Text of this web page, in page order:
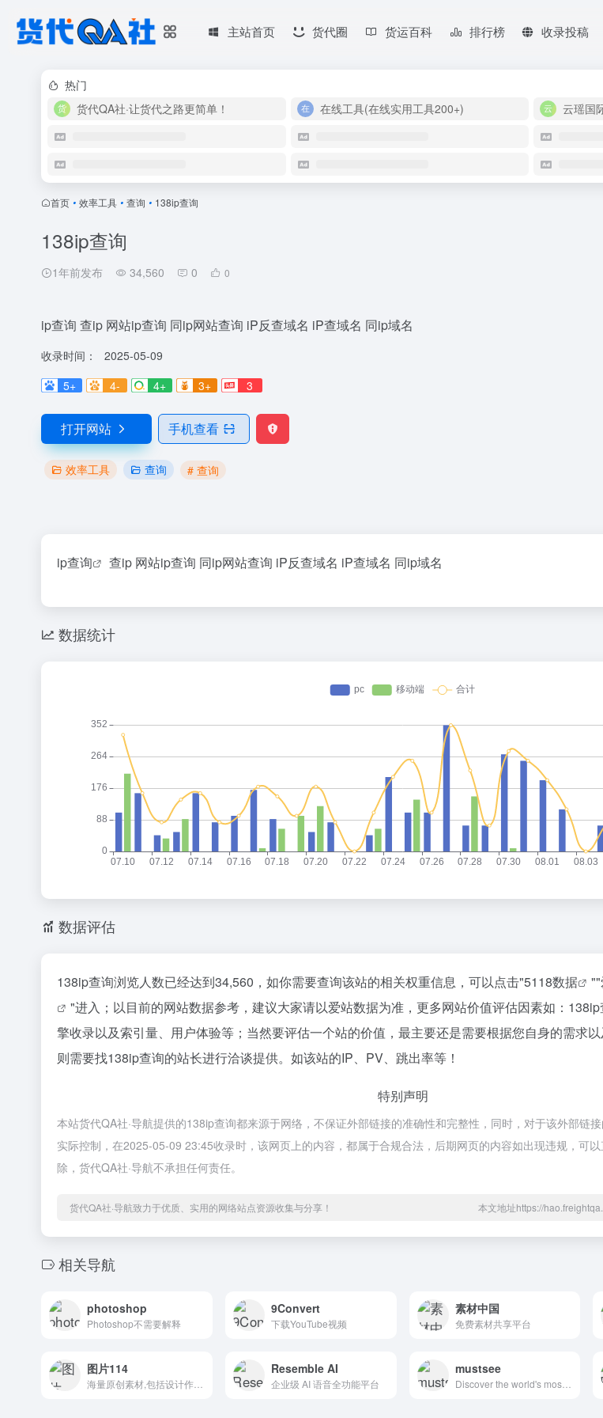
主站首页 货代圈 货运百科 排行榜 收录投稿
热门
货代QA社·让货代之路更简单！
在线工具(在线实用工具200+) 云瑶国
首页 • 效率工具 • 查询 • 138ip查询
138ip查询
1年前发布 34,560 0 0
ip查询 查ip 网站ip查询 同ip网站查询 iP反查域名 iP查域名 同ip域名
收录时间：
2025-05-09
5+
4- 4+ 3+ 3
打开网站 手机查看
效率工具 查询 # 查询
ip查询 查ip 网站ip查询 同ip网站查询 iP反查域名 iP查域名 同ip域名
数据统计
数据评估
138ip查询浏览人数已经达到34,560，如你需要查询该站的相关权重信息，可以点击"5118数据 ""
"进入；以目前的网站数据参考，建议大家请以爱站数据为准，更多网站价值评估因素如：
擎收录以及索引量、用户体验等；当然要评估一个站的价值，最主要还是需要根据您自身的需求
则需要找138ip查询的站长进行洽谈提供。如该站的IP、PV、跳出率等！
特别声明
本站货代QA社·导航提供的138ip查询都来源于网络，不保证外部链接的准确性和完整性，同时，对于该外部链
实际控制，在2025-05-09 23:45收录时，该网页上的内容，都属于合规合法，后期网页的内容如出现违规，可
除，货代QA社·导航不承担任何责任。
货代QA社·导航致力于优质、实用的网络站点资源收集与分享！ 本文地址https://
相关导航
photoshop
Photoshop不需要解释
9Convert
下载YouTube视频
素材中国
免费素材共享平台
图片114 Resemble AI
企业级 AI 语音全功能平台
mustsee
Discover the world's most beautiful places at every opened tab.